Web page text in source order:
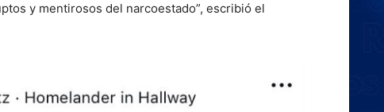
y mentirosos del narcoestado”, escribió el